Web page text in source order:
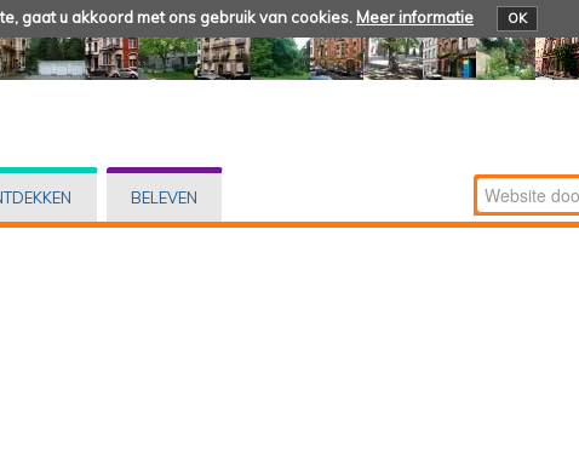
gaat u akkoord met ons gebruik van cookies. Meer informatie OK
BELEVEN Zoek
Geavanceerd